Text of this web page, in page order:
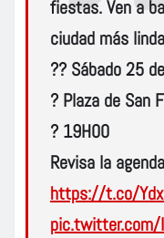
fiestas. Ven a
ciudad más
?? Sábado 25
? Plaza de San
? 19H00
Revisa la
https://t.co/
pic.twitter.com/